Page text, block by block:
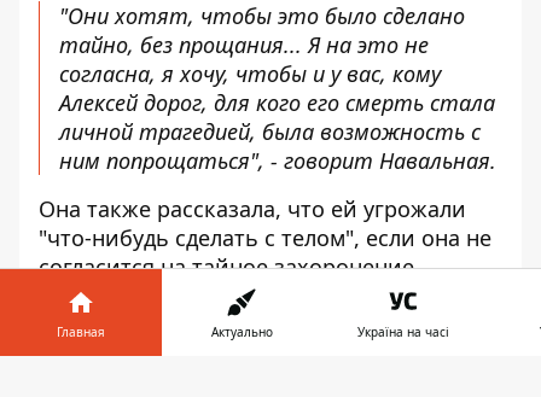
"Они хотят, чтобы это было сделано
тайно, без прощания... Я на это не
согласна, я хочу, чтобы и у вас, кому
Алексей дорог, для кого его смерть стала
личной трагедией, была возможность с
ним попрощаться", - говорит Навальная.
Она также рассказала, что ей угрожали
"что-нибудь сделать с телом", если она не
согласится на тайное захоронение,
поэтому женщина записала видео. Со
своей стороны пресс-секретарь
Навального Кира Ярмыш в соцсети X
Главная Актуально Україна на часі